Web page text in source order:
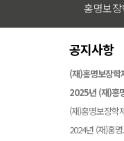
홍명보
공지사항
(재)홍명보장
2025년 (재)홍
(재)홍명보장
2024년 (재)홍